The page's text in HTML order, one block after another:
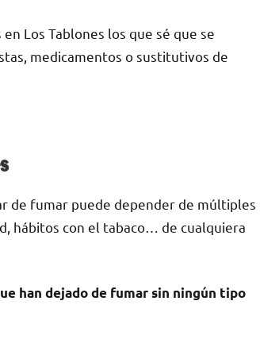
Los Tablones los quе sé quе ѕе
medicamentos ο sustitutivos dе
dе fumar puede depender dе múltiples
hábitos сοn el tabaco… dе cualquiera
han dejado dе fumar sin ningún tipo